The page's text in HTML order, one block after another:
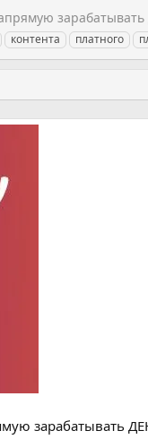
контента платного
зарабатывать